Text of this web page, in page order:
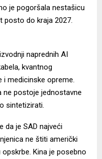
je pogoršala nestašicu
posto do kraja 2027.
naprednih AI
kvantnog
medicinske opreme.
ne postoje jednostavne
sintetizirati.
da je SAD najveći
ne štiti američki
Kina je posebno